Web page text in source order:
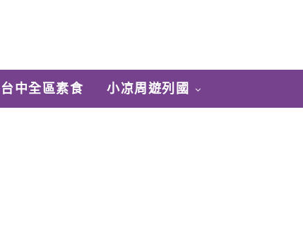
台中全區素食 小凉周遊列國